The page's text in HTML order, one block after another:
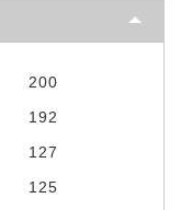
200
192
127
125